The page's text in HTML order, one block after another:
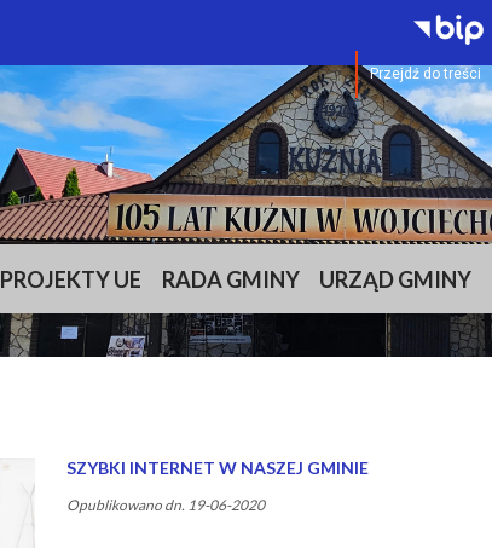
Przejdź do treści
PROJEKTY UE RADA GMINY URZĄD GMINY
SZYBKI INTERNET W NASZEJ GMINIE
Opublikowano dn. 19-06-2020